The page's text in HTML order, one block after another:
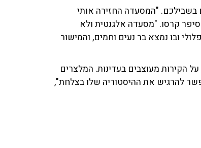
בשבילכם. "המסעדה החזירה אותי
קרסו. "מסעדה אלגנטית ולא
ובו נמצא בר נעים וחמים, והמישור
הקירות מעוצבים בעדינות. המלצרים
להרגיש את ההיסטוריה שלו בצלחת",